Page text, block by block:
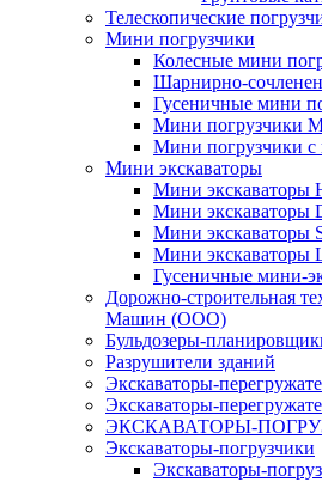
Телескопические
Мини погрузчики
Колесные мини
Шарнирно-
Гусеничные мини
Мини погрузчики
Мини погрузчики
Мини экскаваторы
Мини экскаваторы
Мини экскаваторы
Мини экскаваторы
Мини экскаваторы
Гусеничные мини-
Дорожно-строительная
Машин (ООО)
Бульдозеры-
Разрушители зданий
Экскаваторы-
Экскаваторы-
ЭКСКАВАТОРЫ-
Экскаваторы-погрузчики
Экскаваторы-